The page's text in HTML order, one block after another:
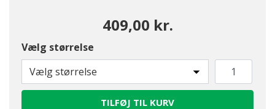
409,00 kr.
Vælg størrelse
Vælg størrelse
TILFØJ TIL KURV